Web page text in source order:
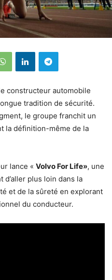
constructeur automobile
tradition de sécurité.
le groupe franchit un
la définition-même de la
lance « Volvo For Life», une
plus loin dans la
et de la sûreté en explorant
du conducteur.